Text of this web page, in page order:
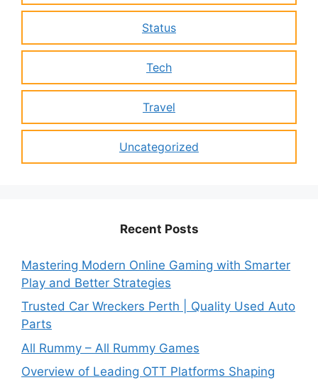
Status
Tech
Travel
Uncategorized
Recent Posts
Mastering Modern Online Gaming with Smarter
Play and Better Strategies
Trusted Car Wreckers Perth | Quality Used Auto
Parts
All Rummy – All Rummy Games
Overview of Leading OTT Platforms Shaping